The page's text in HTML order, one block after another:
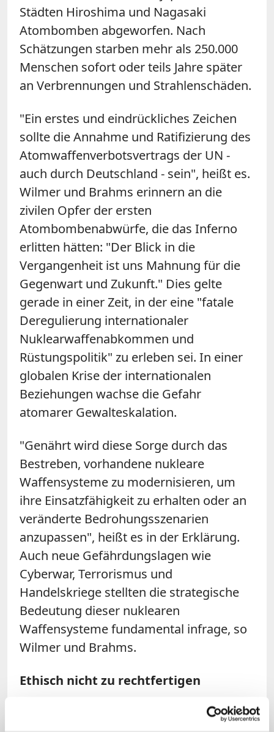
Städten Hiroshima und Nagasaki
Atombomben abgeworfen. Nach
Schätzungen starben mehr als 250.000
Menschen sofort oder teils Jahre später
an Verbrennungen und Strahlenschäden.
"Ein erstes und eindrückliches Zeichen
sollte die Annahme und Ratifizierung des
Atomwaffenverbotsvertrags der UN -
auch durch Deutschland - sein", heißt es.
Wilmer und Brahms erinnern an die
zivilen Opfer der ersten
Atombombenabwürfe, die das Inferno
erlitten hätten: "Der Blick in die
Vergangenheit ist uns Mahnung für die
Gegenwart und Zukunft." Dies gelte
gerade in einer Zeit, in der eine "fatale
Deregulierung internationaler
Nuklearwaffenabkommen und
Rüstungspolitik" zu erleben sei. In einer
globalen Krise der internationalen
Beziehungen wachse die Gefahr
atomarer Gewalteskalation.
"Genährt wird diese Sorge durch das
Bestreben, vorhandene nukleare
Waffensysteme zu modernisieren, um
ihre Einsatzfähigkeit zu erhalten oder an
veränderte Bedrohungsszenarien
anzupassen", heißt es in der Erklärung.
Auch neue Gefährdungslagen wie
Cyberwar, Terrorismus und
Handelskriege stellten die strategische
Bedeutung dieser nuklearen
Waffensysteme fundamental infrage, so
Wilmer und Brahms.
Ethisch nicht zu rechtfertigen
Beide erinnern daran, dass für die